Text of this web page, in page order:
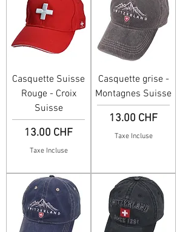
Casquette Suisse
Rouge - Croix
Suisse
Prix
13.00 CHF
Taxe Incluse
Casquette grise -
Montagnes Suisse
Prix
13.00 CHF
Taxe Incluse